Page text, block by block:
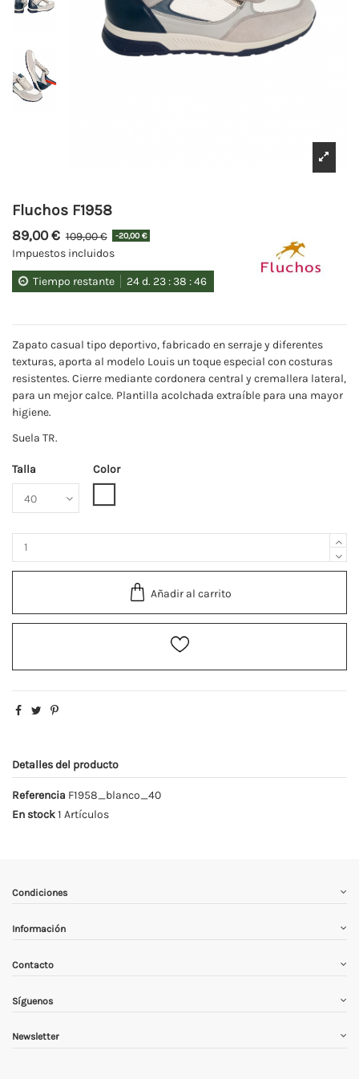
Fluchos F1958
89,00 € 109,00 € -20,00 €
Impuestos incluidos
Tiempo restante 24d. 23 :38 :46
Zapato casual tipo deportivo, fabricado en serraje y diferentes
texturas, aporta al modelo Louis un toque especial con costuras
resistentes. Cierre mediante cordonera central y cremallera lateral,
para un mejor calce. Plantilla acolchada extraíble para una mayor
higiene.
Suela TR.
Talla
Color
Añadir al carrito
Detalles del producto
Referencia F1958_blanco_40
En stock1 Artículos
Condiciones
Información
Contacto
Síguenos
Newsletter